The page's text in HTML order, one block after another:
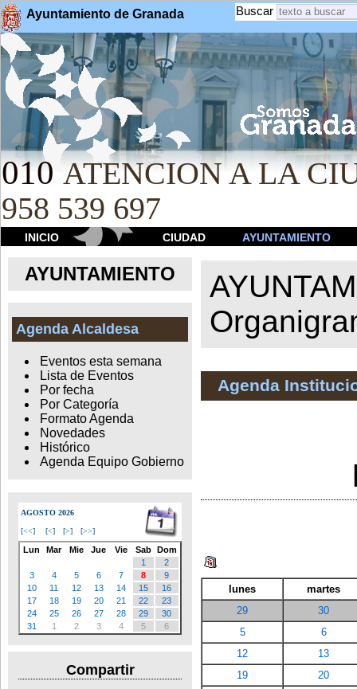
Ayuntamiento de Granada Buscar
010 ATENCION A LA
958 539 697
INICIO CIUDAD AYUNTAMIENTO
AYUNTAMIENTO
Agenda Alcaldesa
Eventos esta semana
Lista de Eventos
Por fecha
Por Categoría
Formato Agenda
Novedades
Histórico
Agenda Equipo Gobierno
AGOSTO 2026
[<<] [<] [>] [>>]
Lun Mar Mie Jue Vie Sab
Dom
1
2
3
4 5 6 7 8
9
10
11 12 13 14 15
16
17
18 19 20 21 22
23
24
25 26 27 28 29
30
31
1 2 3 4 5 6
Compartir
Agenda
lunes
martes
29
30
5
6
12
13
19
20